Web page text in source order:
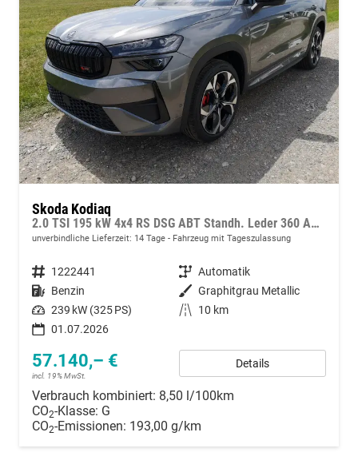
Skoda Kodiaq
2.0 TSI 195 kW 4x4 RS DSG ABT Standh. Leder 360 AHK 7 Sitzer Pano Head GV5
unverbindliche Lieferzeit: 14 Tage Fahrzeug mit Tageszulassung
Fahrzeugnummer 1222441 Getriebe Automatik
Kraftstoff Benzin Außenfarbe Graphitgrau Metallic
Leistung 239 kW (325 PS) Kilometerstand
10 km
01.07.2026
57.140,– €
incl. 19% MwSt.
Details
Verbrauch kombiniert: 8,50 l/100km
CO2-Klasse: G
CO2-Emissionen: 193,00 g/km